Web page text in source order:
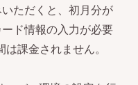
ただくと、初月分が
ド情報の入力が必要
課金されません。